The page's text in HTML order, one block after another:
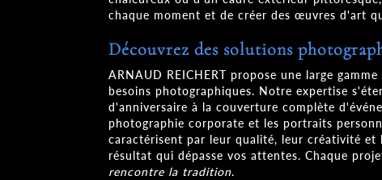
chaque moment et de créer des œuvres d'art
Découvrez des solutions
ARNAUD REICHERT propose une large
besoins photographiques. Notre expertise
d'anniversaire à la couverture complète
photographie corporate et les portraits
caractérisent par leur qualité, leur créativité
résultat qui dépasse vos attentes. Chaque
rencontre la tradition.